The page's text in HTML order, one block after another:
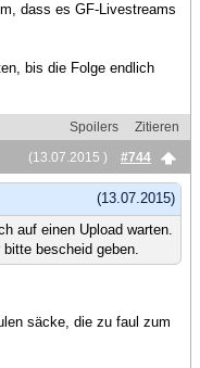
dass es GF-Livestreams
bis die Folge endlich
Spoilers
Zitieren
(13.07.2015 )
#744
(13.07.2015)
auf einen Upload warten.
bescheid geben.
säcke, die zu faul zum